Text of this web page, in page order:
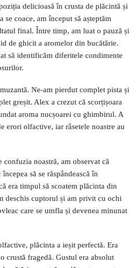
delicioasă în crusta de plăcintă și
se coace, am început să așteptăm
final. Între timp, am luat o pauză și
de ghicit a aromelor din bucătărie.
să identificăm diferitele condimente
Ne-am pierdut complet pista și
greșit. Alex a crezut că scorțișoara
aroma nucșoarei cu ghimbirul. A
erori olfactive, iar râsetele noastre au
noastră, am observat că
să se răspândească în
era timpul să scoatem plăcinta din
deschis cuptorul și am privit cu ochi
care se umfla și devenea minunat
plăcinta a ieșit perfectă. Era
crustă fragedă. Gustul era absolut